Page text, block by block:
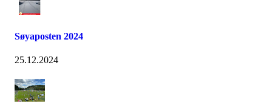
Søyaposten 2024
25.12.2024